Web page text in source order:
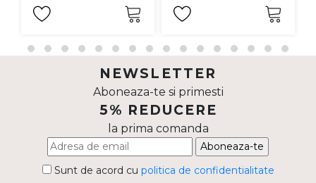
NEWSLETTER
Aboneaza-te si primesti
5% REDUCERE
la prima comanda
Aboneaza-te
Sunt de acord cu politica de confidentialitate